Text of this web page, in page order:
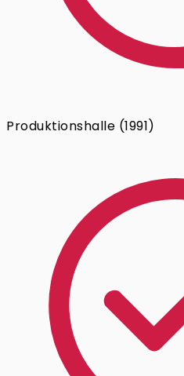
Produktionshalle (1991)